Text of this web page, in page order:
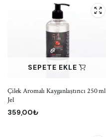
SEPETE EKLE
Çilek Aromalı Kayganlaştırıcı 250 ml
Jel
359,00₺